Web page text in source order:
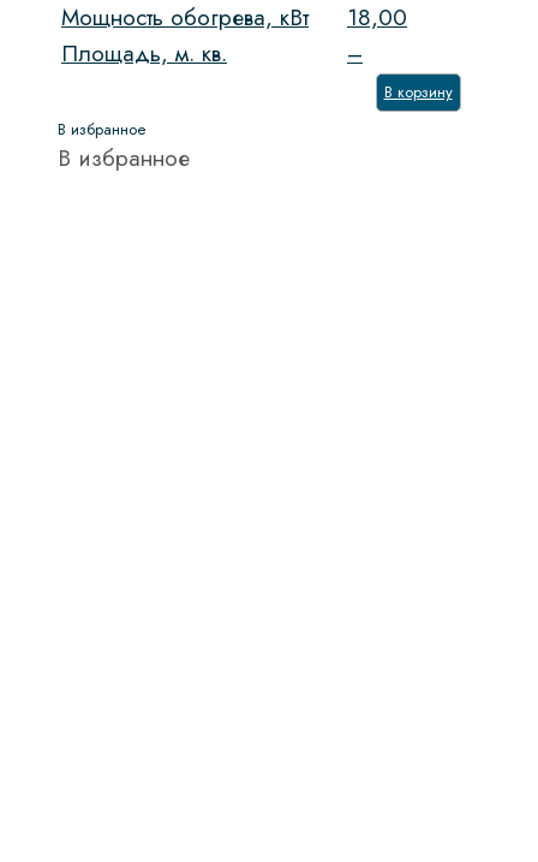
Мощность обогрева, кВт
18,00
Площадь, м. кв.
–
В корзину
В избранное
В избранное